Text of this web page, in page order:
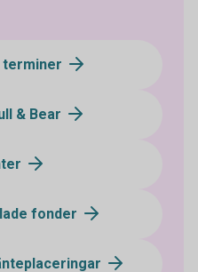
terminer
& Bear
fonder